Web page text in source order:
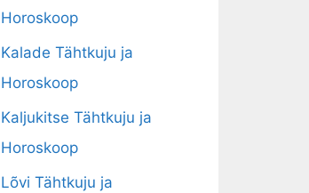
Horoskoop
Kalade Tähtkuju ja
Horoskoop
Kaljukitse Tähtkuju ja
Horoskoop
Lõvi Tähtkuju ja